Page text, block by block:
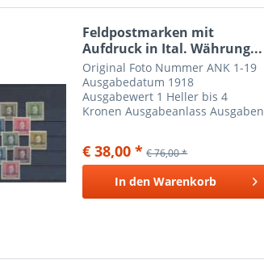
Feldpostmarken mit
Aufdruck in Ital. Währung...
Original Foto Nummer ANK 1-19
Ausgabedatum 1918
Ausgabewert 1 Heller bis 4
Kronen Ausgabeanlass Ausgaben
€ 38,00 * € 76,00 *
In den Warenkorb